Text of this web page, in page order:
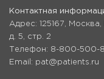
Контактная
Адрес: 125167,
д. 5, стр. 2
Телефон: 8-800-500-
Email: pat@patients.ru